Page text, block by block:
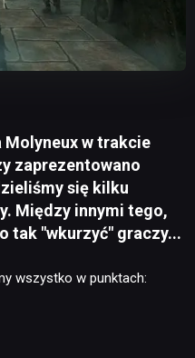
w trakcie
zaprezentowano
się kilku
Między innymi tego,
tak "wkurzyć" graczy...
wszystko w punktach: